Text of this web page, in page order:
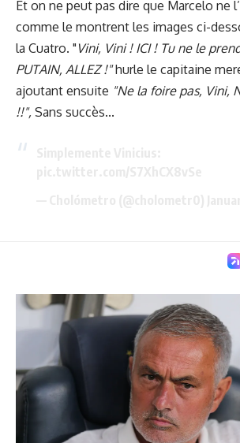
Et on ne peut pas dire que Marcelo ne
comme le montrent les images ci-
la Cuatro. " Vini, Vini ! ICI ! Tu ne le
PUTAIN, ALLEZ !"hurle le capitaine
ajoutant ensuite "Ne la foire pas, Vini,
!!", Sans succès...